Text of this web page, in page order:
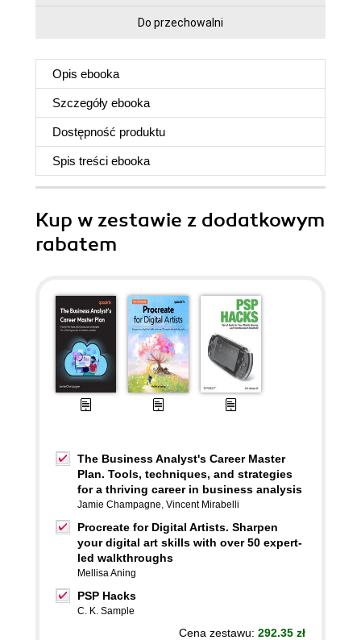
Do przechowalni
Opis ebooka
Szczegóły ebooka
Dostępność produktu
Spis treści ebooka
Kup w zestawie z dodatkowym
rabatem
The Business Analyst's Career Master
Plan. Tools, techniques, and strategies
for a thriving career in business analysis
Jamie Champagne, Vincent Mirabelli
Procreate for Digital Artists. Sharpen
your digital art skills with over 50 expert-
led walkthroughs
Mellisa Aning
PSP Hacks
C. K. Sample
Cena zestawu: 292.35 zł